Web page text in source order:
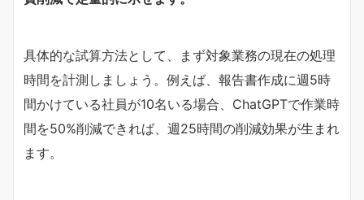
具体的な試算方法として、まず対象業務の現在の処理
時間を計測しましょう。例えば、報告書作成に週5時
間かけている社員が10名いる場合、ChatGPTで作業時
間を50%削減できれば、週25時間の削減効果が生まれ
ます。